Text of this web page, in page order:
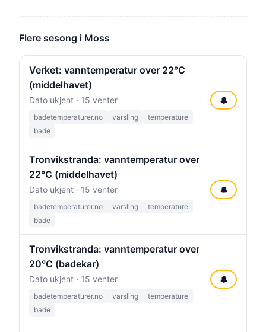
Flere sesong i Moss
Verket: vanntemperatur over 22°C
(middelhavet)
Dato ukjent · 15 venter
badetemperaturer.no varsling
temperature
bade
🔔
Tronvikstranda: vanntemperatur over
22°C (middelhavet)
Dato ukjent · 15 venter
badetemperaturer.no varsling
temperature
bade
🔔
Tronvikstranda: vanntemperatur over
20°C (badekar)
Dato ukjent · 15 venter
badetemperaturer.no varsling
temperature
bade
🔔